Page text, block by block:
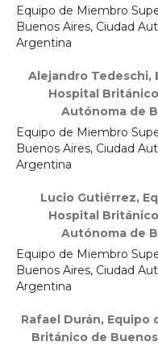
Equipo de Miembro
Buenos Aires, Ciudad
Argentina
Alejandro Tedeschi,
Hospital
Autónoma de
Equipo de Miembro
Buenos Aires, Ciudad
Argentina
Lucio Gutiérrez,
Hospital
Autónoma de
Equipo de Miembro
Buenos Aires, Ciudad
Argentina
Rafael Durán, Equipo
Británico de